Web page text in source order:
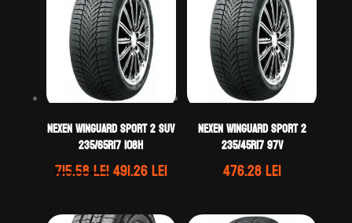
Nexen WINGUARD SPORT 2 SUV
235/65R17 108H
715.58leiPrețul
a
491.26leiPrețul
este:
Nexen WINGUARD SPORT 2
235/45R17 97V
476.28lei